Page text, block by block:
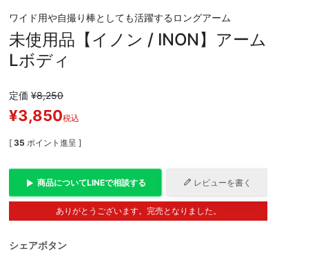
ワイド用や自撮り棒としても活躍するロングアーム
未使用品【イノン / INON】アーム
Lボディ
定価 ¥8,250
¥3,850税込
[ 35 ポイント進呈 ]
商品についてLINEで相談する レビューを書く
ありがとうございます。完売となりました。
シェアボタン